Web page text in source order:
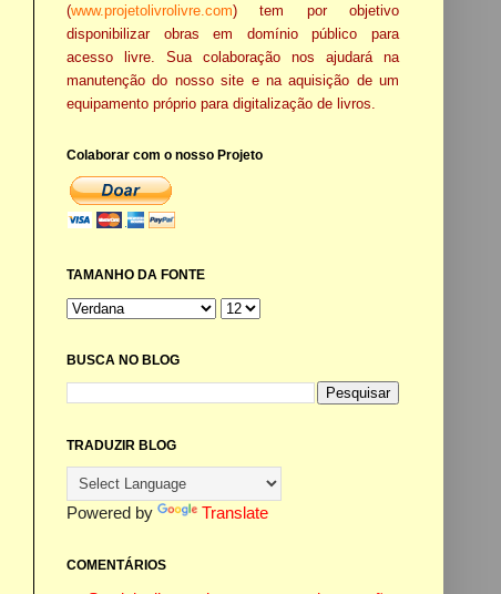
(www.projetolivrolivre.com) tem por objetivo
disponibilizar obras em domínio público para
acesso livre. Sua colaboração nos ajudará na
manutenção do nosso site e na aquisição de um
equipamento próprio para digitalização de livros.
Colaborar com o nosso Projeto
TAMANHO DA FONTE
BUSCA NO BLOG
TRADUZIR BLOG
Powered by Translate
COMENTÁRIOS